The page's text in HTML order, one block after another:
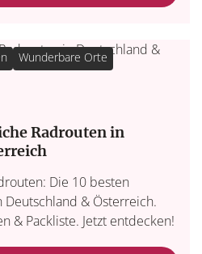
Wunderbare Orte
Radrouten in
Die 10 besten
Deutschland & Österreich.
& Packliste. Jetzt entdecken!